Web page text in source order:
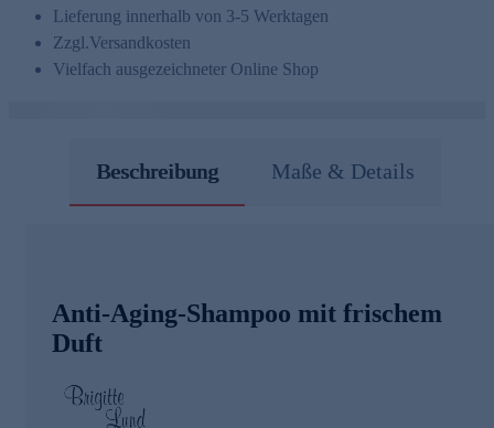
Lieferung innerhalb von 3-5 Werktagen
Zzgl.Versandkosten
Vielfach ausgezeichneter Online Shop
Beschreibung Maße & Details
Anti-Aging-Shampoo mit frischem
Duft